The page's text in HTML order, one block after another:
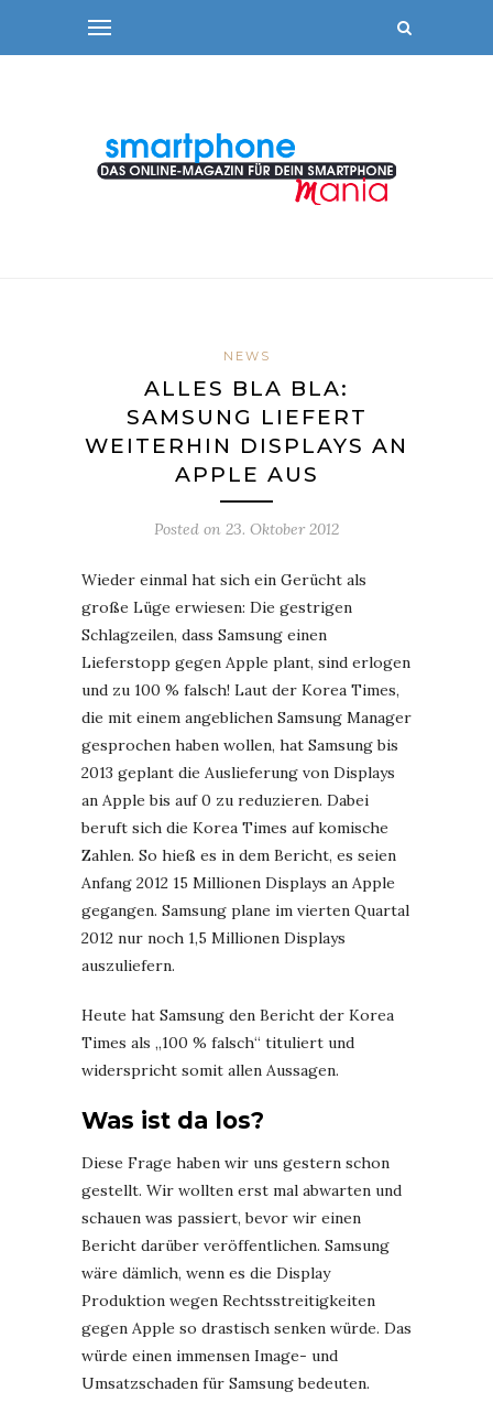
NEWS
ALLES BLA BLA:
SAMSUNG LIEFERT
WEITERHIN DISPLAYS AN
APPLE AUS
Posted on 23. Oktober 2012
Wieder einmal hat sich ein Gerücht als
große Lüge erwiesen: Die gestrigen
Schlagzeilen, dass Samsung einen
Lieferstopp gegen Apple plant, sind erlogen
und zu 100 % falsch! Laut der Korea Times,
die mit einem angeblichen Samsung Manager
gesprochen haben wollen, hat Samsung bis
2013 geplant die Auslieferung von Displays
an Apple bis auf 0 zu reduzieren. Dabei
beruft sich die Korea Times auf komische
Zahlen. So hieß es in dem Bericht, es seien
Anfang 2012 15 Millionen Displays an Apple
gegangen. Samsung plane im vierten Quartal
2012 nur noch 1,5 Millionen Displays
auszuliefern.
Heute hat Samsung den Bericht der Korea
Times als „100 % falsch“ tituliert und
widerspricht somit allen Aussagen.
Was ist da los?
Diese Frage haben wir uns gestern schon
gestellt. Wir wollten erst mal abwarten und
schauen was passiert, bevor wir einen
Bericht darüber veröffentlichen. Samsung
wäre dämlich, wenn es die Display
Produktion wegen Rechtsstreitigkeiten
gegen Apple so drastisch senken würde. Das
würde einen immensen Image- und
Umsatzschaden für Samsung bedeuten.